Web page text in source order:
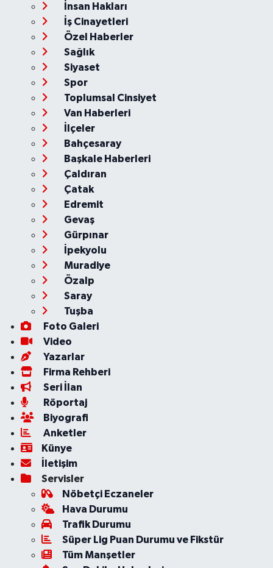
İnsan Hakları
İş Cinayetleri
Özel Haberler
Sağlık
Siyaset
Spor
Toplumsal Cinsiyet
Van Haberleri
İlçeler
Bahçesaray
Başkale Haberleri
Çaldıran
Çatak
Edremit
Gevaş
Gürpınar
İpekyolu
Muradiye
Özalp
Saray
Tuşba
Foto Galeri
Video
Yazarlar
Firma Rehberi
Seri İlan
Röportaj
Biyografi
Anketler
Künye
İletişim
Servisler
Nöbetçi Eczaneler
Hava Durumu
Trafik Durumu
Süper Lig Puan Durumu ve Fikstür
Tüm Manşetler